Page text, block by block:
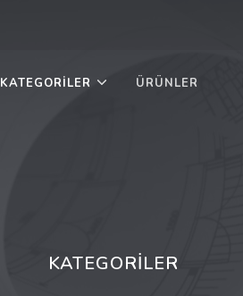
KATEGORILER ÜRÜNLER
KATEGORILER